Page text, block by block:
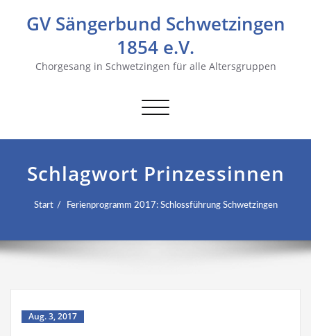
GV Sängerbund Schwetzingen
1854 e.V.
Chorgesang in Schwetzingen für alle Altersgruppen
Navigation
Schlagwort Prinzessinnen
Start Ferienprogramm 2017: Schlossführung Schwetzingen
Aug. 3, 2017